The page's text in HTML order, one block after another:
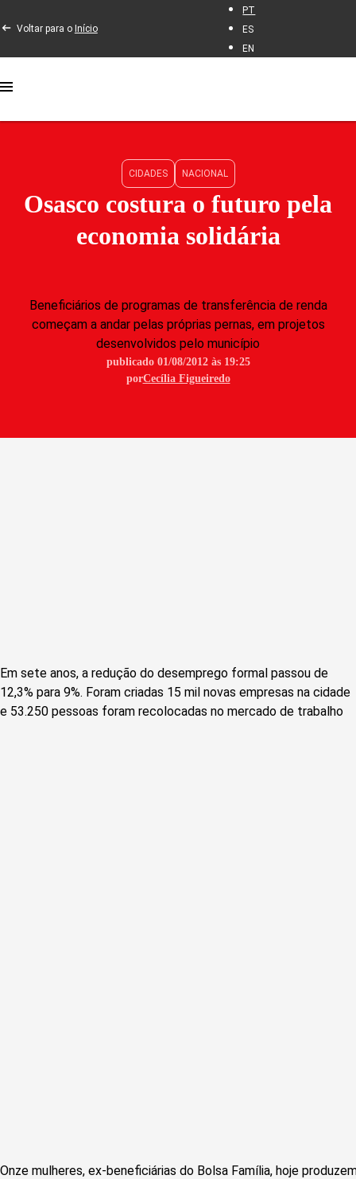
Voltar para o Início
PT
ES
EN
CIDADES NACIONAL
Osasco costura o futuro pela
economia solidária
Beneficiários de programas de transferência de renda
começam a andar pelas próprias pernas, em projetos
desenvolvidos pelo município
publicado 01/08/2012 às 19:25
porCecília Figueiredo
Em sete anos, a redução do desemprego formal passou de
12,3% para 9%. Foram criadas 15 mil novas empresas na cidade
e 53.250 pessoas foram recolocadas no mercado de trabalho
Onze mulheres, ex-beneficiárias do Bolsa Família, hoje